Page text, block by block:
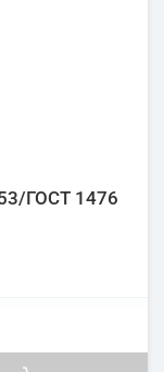
ГОСТ 1476